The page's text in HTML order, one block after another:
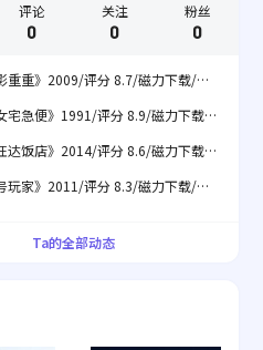
评论
0
关注
0
粉丝
0
重重》2009/评分 8.7/磁力下载/网
宅急便》1991/评分 8.9/磁力下载/
达饭店》2014/评分 8.6/磁力下载/
玩家》2011/评分 8.3/磁力下载/网
Ta的全部动态